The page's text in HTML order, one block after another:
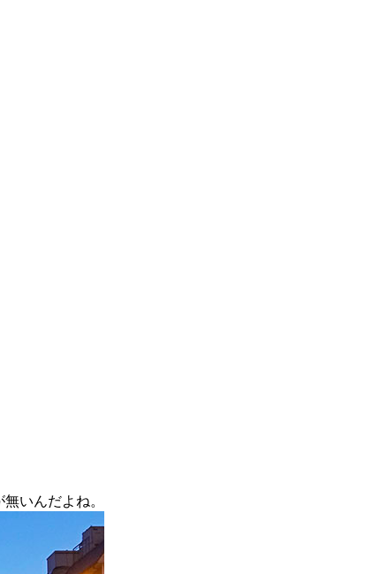
いんだよね。